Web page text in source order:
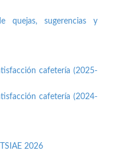
quejas, sugerencias y
cafetería (2025-
cafetería (2024-
2026